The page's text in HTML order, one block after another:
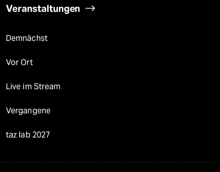
Veranstaltungen
Demnächst
Vor Ort
Live im Stream
Vergangene
taz lab 2027